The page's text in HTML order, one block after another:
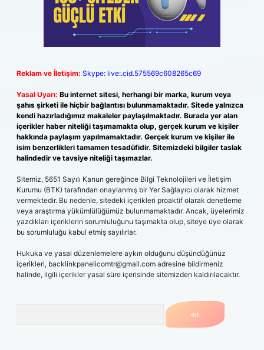
Reklam ve İletişim: Skype: live:.cid.575569c608265c69
Yasal Uyarı: Bu internet sitesi, herhangi bir marka, kurum veya
şahıs şirketi ile hiçbir bağlantısı bulunmamaktadır. Sitede yalnızca
kendi hazırladığımız makaleler paylaşılmaktadır. Burada yer alan
içerikler haber niteliği taşımamakta olup, gerçek kurum ve kişiler
hakkında paylaşım yapılmamaktadır. Gerçek kurum ve kişiler ile
isim benzerlikleri tamamen tesadüfidir. Sitemizdeki bilgiler taslak
halindedir ve tavsiye niteliği taşımazlar.
Sitemiz, 5651 Sayılı Kanun gereğince Bilgi Teknolojileri ve İletişim
Kurumu (BTK) tarafından onaylanmış bir Yer Sağlayıcı olarak hizmet
vermektedir. Bu nedenle, sitedeki içerikleri proaktif olarak denetleme
veya araştırma yükümlülüğümüz bulunmamaktadır. Ancak, üyelerimiz
yazdıkları içeriklerin sorumluluğunu taşımakta olup, siteye üye olarak
bu sorumluluğu kabul etmiş sayılırlar.
Hukuka ve yasal düzenlemelere aykırı olduğunu düşündüğünüz
içerikleri, backlinkpanelicomtr@gmail.com adresine bildirmeniz
halinde, ilgili içerikler yasal süre içerisinde sitemizden kaldırılacaktır.